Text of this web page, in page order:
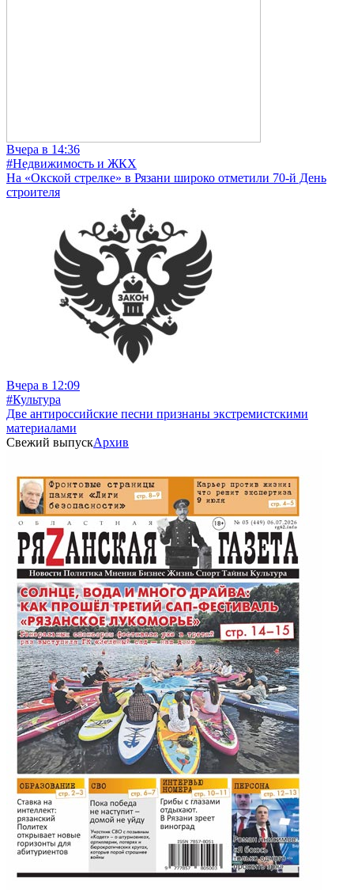
Вчера в 14:36
#Недвижимость и ЖКХ
На «Окской стрелке» в Рязани широко отметили 70-й День
строителя
Вчера в 12:09
#Культура
Две антироссийские песни признаны экстремистскими
материалами
Свежий выпускАрхив